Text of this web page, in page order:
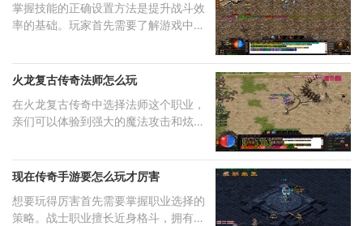
掌握技能的正确设置方法是提升战斗效
率的基础。玩家首先需要了解游戏中的
火龙复古传奇法师怎么玩
在火龙复古传奇中选择法师这个职业，
亲们可以体验到强大的魔法攻击和炫酷
现在传奇手游要怎么玩才厉害
想要玩得厉害首先需要掌握职业选择的
策略。战士职业擅长近身格斗，拥有强